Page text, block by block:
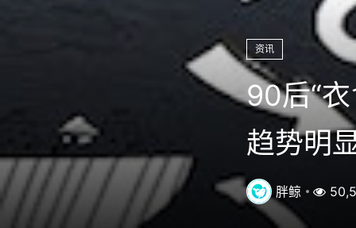
资讯
90后“
趋势明
胖鲸